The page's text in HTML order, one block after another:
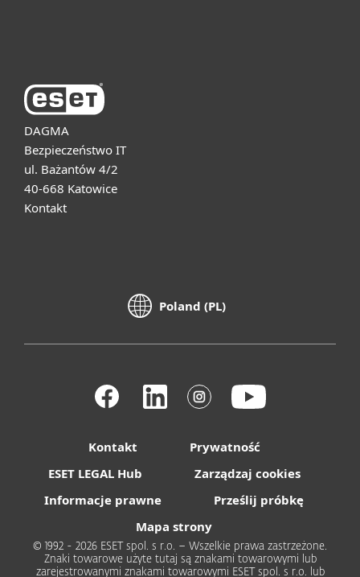
DAGMA
Bezpieczeństwo IT
ul. Bażantów 4/2
40-668 Katowice
Kontakt
Poland (PL)
Kontakt
Prywatność
ESET LEGAL Hub
Zarządzaj cookies
Informacje prawne
Prześlij próbkę
Mapa strony
© 1992 - 2026 ESET spol. s r.o. – Wszelkie prawa zastrzeżone.
Znaki towarowe użyte tutaj są znakami towarowymi lub
zarejestrowanymi znakami towarowymi ESET spol. s r.o. lub